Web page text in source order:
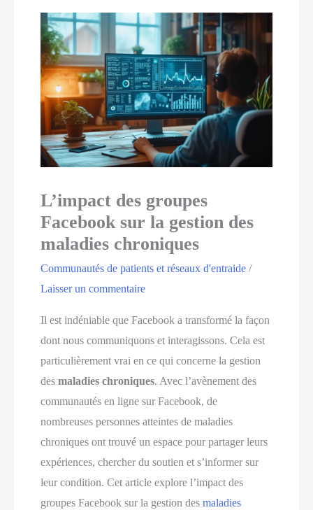
L’impact des groupes
Facebook sur la gestion des
maladies chroniques
Communautés de patients et réseaux d'entraide /
Laisser un commentaire
Il est indéniable que Facebook a transformé la façon
dont nous communiquons et interagissons. Cela est
particulièrement vrai en ce qui concerne la gestion
desmaladies chroniques. Avec l’avènement des
communautés en ligne sur Facebook, de
nombreuses personnes atteintes de maladies
chroniques ont trouvé un espace pour partager leurs
expériences, chercher du soutien et s’informer sur
leur condition. Cet article explore l’impact des
groupes Facebook sur la gestion desmaladies